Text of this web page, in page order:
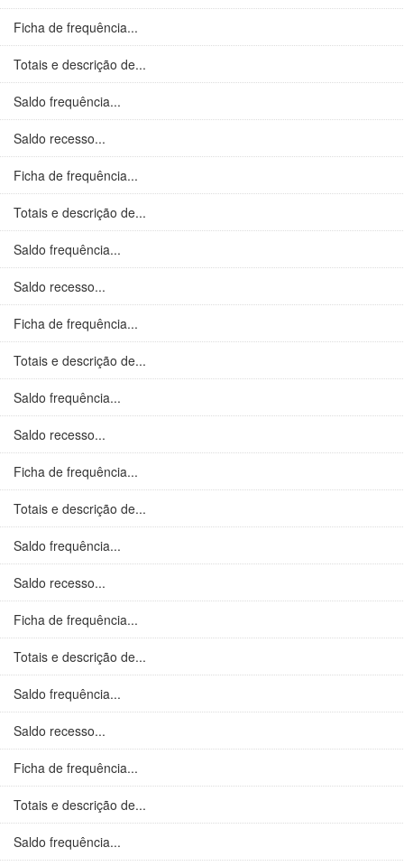
Ficha de frequência...
Totais e descrição de...
Saldo frequência...
Saldo recesso...
Ficha de frequência...
Totais e descrição de...
Saldo frequência...
Saldo recesso...
Ficha de frequência...
Totais e descrição de...
Saldo frequência...
Saldo recesso...
Ficha de frequência...
Totais e descrição de...
Saldo frequência...
Saldo recesso...
Ficha de frequência...
Totais e descrição de...
Saldo frequência...
Saldo recesso...
Ficha de frequência...
Totais e descrição de...
Saldo frequência...